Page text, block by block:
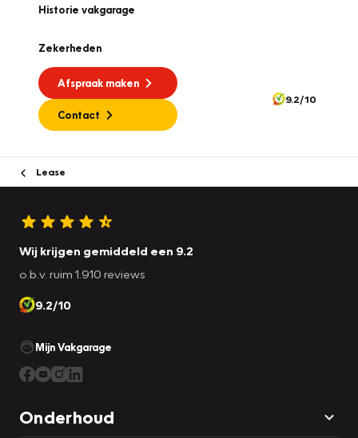
Historie vakgarage
Zekerheden
Afspraak maken
Contact
9.2/10
Lease
Wij krijgen gemiddeld een 9.2
o.b.v. ruim 1.910 reviews
9.2/10
Mijn Vakgarage
Onderhoud